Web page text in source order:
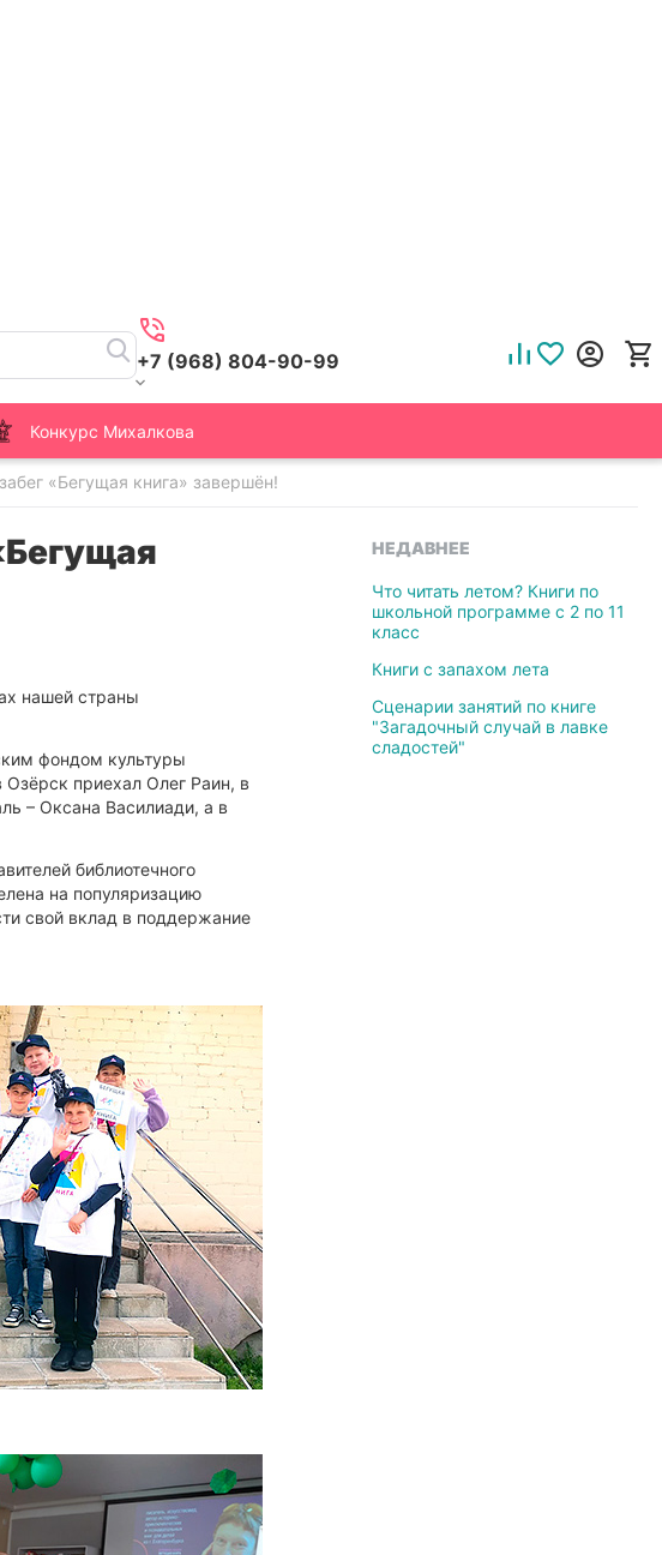
+7 (968) 804-90-99
Конкурс Михалкова
«Бегущая книга» завершён!
нашей страны
фондом культуры
Озёрск приехал Олег Раин, в
– Оксана Василиади, а в
библиотечного
на популяризацию
свой вклад в поддержание
НЕДАВНЕЕ
Что читать летом? Книги по
школьной программе с 2 по 11
класс
Книги с запахом лета
Сценарии занятий по книге
"Загадочный случай в лавке
сладостей"